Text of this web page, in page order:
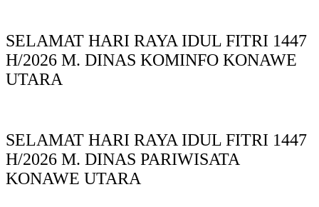
SELAMAT HARI RAYA IDUL FITRI 1447
H/2026 M. DINAS KOMINFO KONAWE
UTARA
SELAMAT HARI RAYA IDUL FITRI 1447
H/2026 M. DINAS PARIWISATA
KONAWE UTARA